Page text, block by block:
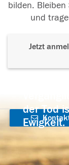
bilden.
und
Jetzt
der Tod
Ewigkeit.